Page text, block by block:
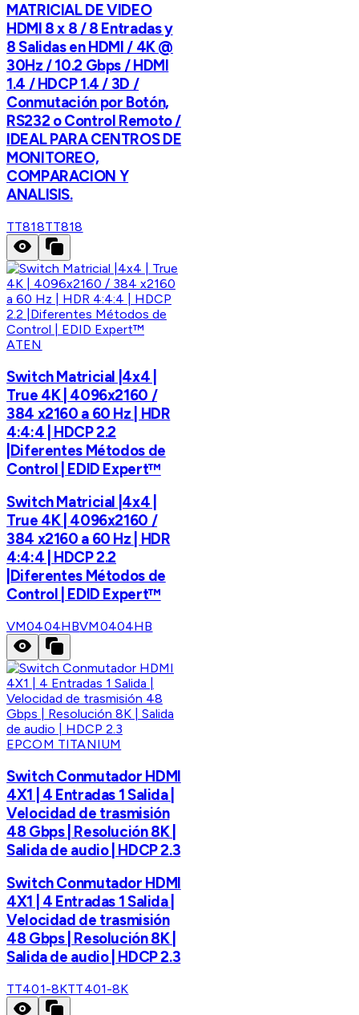
MATRICIAL DE VIDEO
HDMI 8 x 8 / 8 Entradas y
8 Salidas en HDMI / 4K @
30Hz / 10.2 Gbps / HDMI
1.4 / HDCP 1.4 / 3D /
Conmutación por Botón,
RS232 o Control Remoto /
IDEAL PARA CENTROS DE
MONITOREO,
COMPARACION Y
ANALISIS.
TT818TT818
ATEN
Switch Matricial |4x4 |
True 4K | 4096x2160 /
384 x2160 a 60 Hz | HDR
4:4:4 | HDCP 2.2
|Diferentes Métodos de
Control | EDID Expert™
Switch Matricial |4x4 |
True 4K | 4096x2160 /
384 x2160 a 60 Hz | HDR
4:4:4 | HDCP 2.2
|Diferentes Métodos de
Control | EDID Expert™
VM0404HBVM0404HB
EPCOM TITANIUM
Switch Conmutador HDMI
4X1 | 4 Entradas 1 Salida |
Velocidad de trasmisión
48 Gbps | Resolución 8K |
Salida de audio | HDCP 2.3
Switch Conmutador HDMI
4X1 | 4 Entradas 1 Salida |
Velocidad de trasmisión
48 Gbps | Resolución 8K |
Salida de audio | HDCP 2.3
TT401-8KTT401-8K